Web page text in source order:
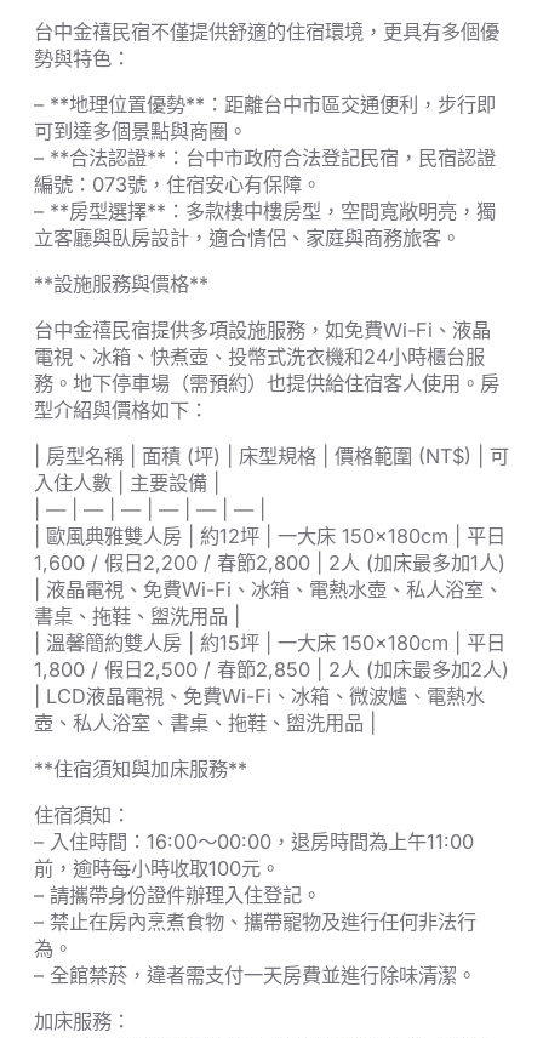
台中金禧民宿不僅提供舒適的住宿環境，更具有多個優
勢與特色：
– **地理位置優勢**：距離台中市區交通便利，步行即
可到達多個景點與商圈。
– **合法認證**：台中市政府合法登記民宿，民宿認證
編號：073號，住宿安心有保障。
– **房型選擇**：多款樓中樓房型，空間寬敞明亮，獨
立客廳與臥房設計，適合情侶、家庭與商務旅客。
**設施服務與價格**
台中金禧民宿提供多項設施服務，如免費Wi-Fi、液晶
電視、冰箱、快煮壺、投幣式洗衣機和24小時櫃台服
務。地下停車場（需預約）也提供給住宿客人使用。房
型介紹與價格如下：
| 房型名稱 | 面積 (坪) | 床型規格 | 價格範圍 (NT$) | 可
入住人數 | 主要設備 |
| — | — | — | — | — | — |
| 歐風典雅雙人房 | 約12坪 | 一大床 150x180cm | 平日
1,600 / 假日2,200 / 春節2,800 | 2人 (加床最多加1人)
| 液晶電視、免費Wi-Fi、冰箱、電熱水壺、私人浴室、
書桌、拖鞋、盥洗用品 |
| 溫馨簡約雙人房 | 約15坪 | 一大床 150x180cm | 平日
1,800 / 假日2,500 / 春節2,850 | 2人 (加床最多加2人)
| LCD液晶電視、免費Wi-Fi、冰箱、微波爐、電熱水
壺、私人浴室、書桌、拖鞋、盥洗用品 |
**住宿須知與加床服務**
住宿須知：
– 入住時間：16:00～00:00，退房時間為上午11:00
前，逾時每小時收取100元。
– 請攜帶身份證件辦理入住登記。
– 禁止在房內烹煮食物、攜帶寵物及進行任何非法行
為。
– 全館禁菸，違者需支付一天房費並進行除味清潔。
加床服務：